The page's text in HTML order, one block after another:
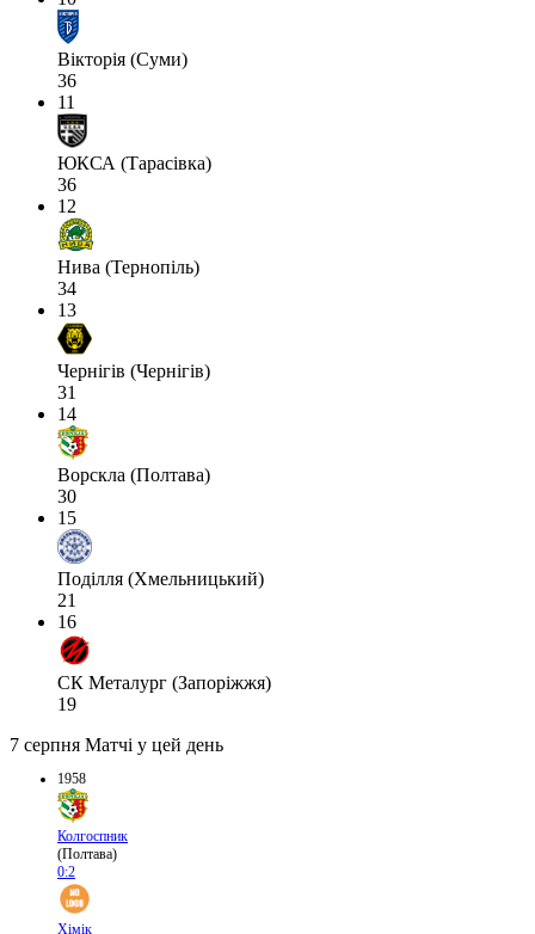
Вікторія (Суми)
36
11
ЮКСА (Тарасівка)
36
12
Нива (Тернопіль)
34
13
Чернігів (Чернігів)
31
14
Ворскла (Полтава)
30
15
Поділля (Хмельницький)
21
16
СК Металург (Запоріжжя)
19
7 серпня Матчі у цей день
1958
Колгоспник
(Полтава)
0:2
Хімік